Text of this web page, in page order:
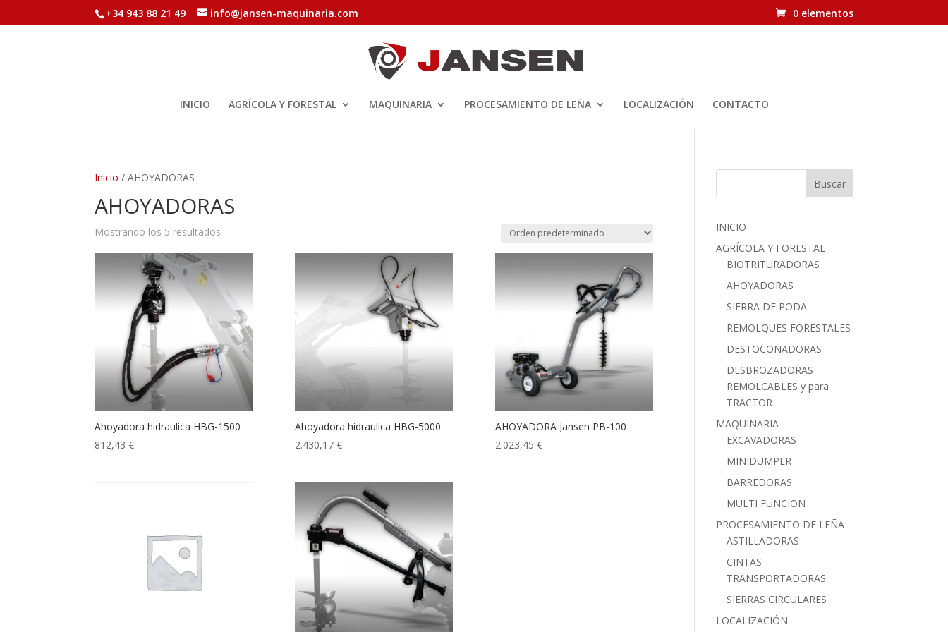
+34 943 88 21 49 info@jansen-maquinaria.com 0 elementos
INICIO AGRÍCOLA Y FORESTAL MAQUINARIA PROCESAMIENTO DE LEÑA LOCALIZACIÓN CONTACTO
Inicio / AHOYADORAS
AHOYADORAS
Mostrando los 5 resultados
Ahoyadora hidraulica HBG-1500
812,43€
Ahoyadora hidraulica HBG-5000
2.430,17 €
AHOYADORA Jansen PB-100
2.023,45 €
Buscar
INICIO
AGRÍCOLA Y FORESTAL
BIOTRITURADORAS
AHOYADORAS
SIERRA DE PODA
REMOLQUES FORESTALES
DESTOCONADORAS
DESBROZADORAS
REMOLCABLES y para
TRACTOR
MAQUINARIA
EXCAVADORAS
MINIDUMPER
BARREDORAS
MULTI FUNCION
PROCESAMIENTO DE LEÑA
ASTILLADORAS
CINTAS
TRANSPORTADORAS
SIERRAS CIRCULARES
LOCALIZACIÓN